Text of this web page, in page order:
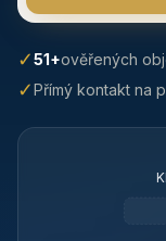
✓51+ověřených
✓Přímý kontakt na